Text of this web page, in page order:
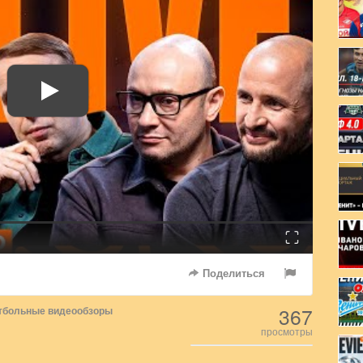
Fullscreen
Поделиться
видеообзоры 367
просмотры